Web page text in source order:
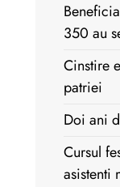
350 au
Cinstire
patriei
Doi ani
Cursul
asistenti